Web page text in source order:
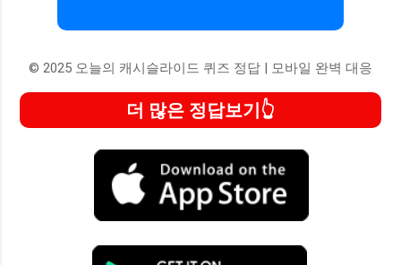
© 2025 오늘의 캐시슬라이드 퀴즈 정답 | 모바일 완벽 대응
더 많은 정답보기